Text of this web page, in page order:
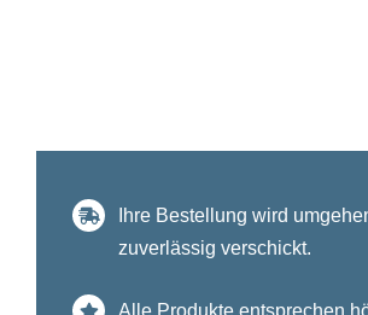
Ihre Bestellung wird
zuverlässig verschickt.